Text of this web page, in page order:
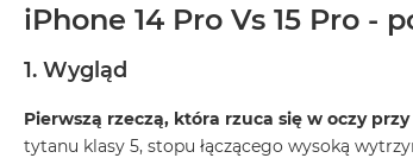
Air
MacBook
Air
Srebrny
iPhone 14 Pro Vs 15 Pro -
1. Wygląd
Pierwszą rzeczą, która rzuca się w oczy
tytanu klasy 5, stopu łączącego wysoką